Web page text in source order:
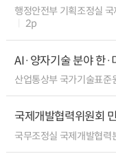
행정안전부 기획조정실
2p
AI·양자기술 분야 한·
산업통상부 국가기술표준
국제개발협력위원회
국무조정실 국제개발협력